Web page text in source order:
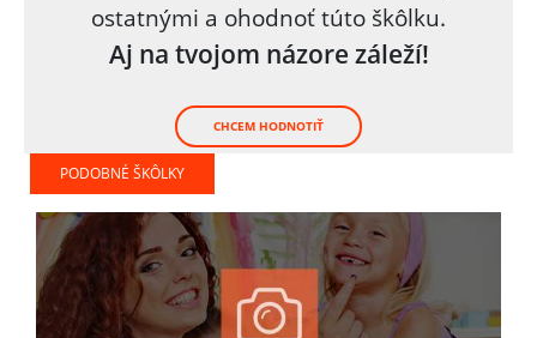
ostatnými a ohodnoť túto škôlku.
Aj na tvojom názore záleží!
CHCEM HODNOTIŤ
PODOBNÉ ŠKÔLKY